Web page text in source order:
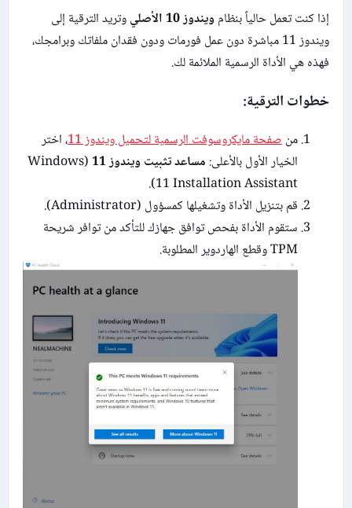
إذا كنت تعمل حالياً بنظام ويندوز 10 الأصلي
وتريد الترقية إلى
ويندوز 11 مباشرة دون عمل فورمات ودون فقدان ملفاتك وبرامجك،
فهذه هي الأداة الرسمية الملائمة لك.
خطوات الترقية:
منصفحة مايكروسوفت الرسمية لتحميل ويندوز 11
، اختر
الخيار الأول بالأعلى: مساعد تثبيت ويندوز 11
(Windows
11 Installation Assistant).
قم بتنزيل الأداة وتشغيلها كمسؤول (Administrator).
ستقوم الأداة بفحص توافق جهازك للتأكد من توافر شريحة
TPM وقطع الهاردوير المطلوبة.